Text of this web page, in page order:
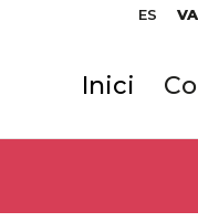
ES VA
Inici